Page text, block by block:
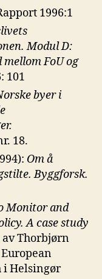
1996:1
ModulD:
FoU og
101
byer i
18.
Om å
Byggforsk.
Monitor and
A case study
Thorbjørn
i Helsingør